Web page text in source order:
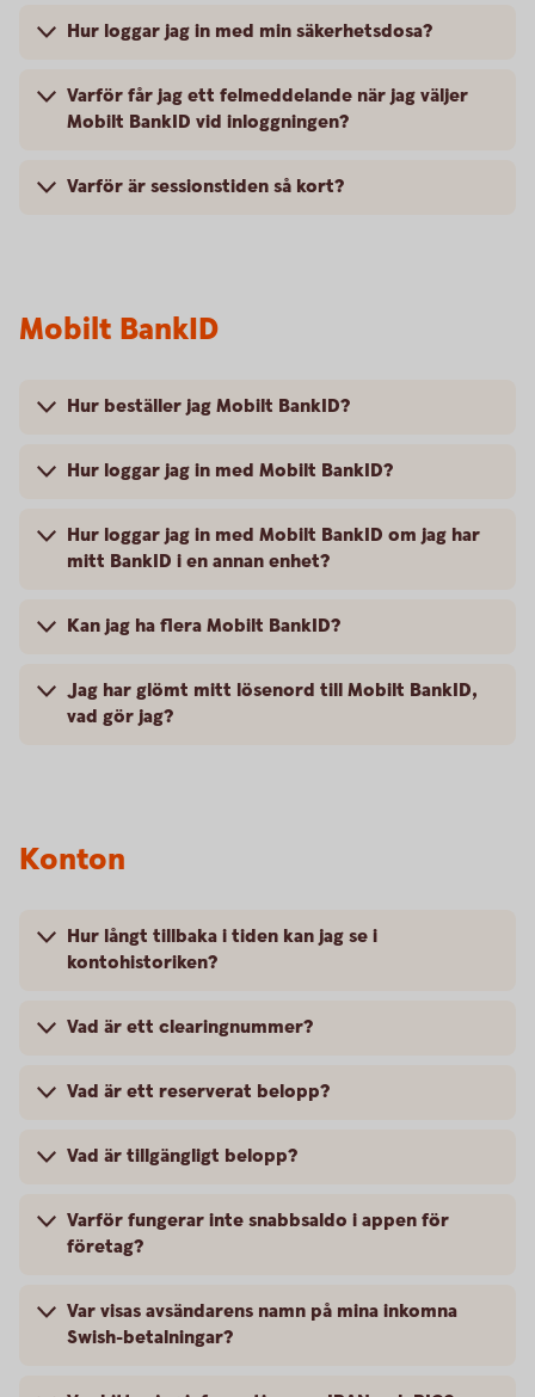
Hur loggar jag in med min säkerhetsdosa?
Varför får jag ett felmeddelande när jag väljer
Mobilt BankID vid inloggningen?
Varför är sessionstiden så kort?
Mobilt BankID
Hur beställer jag Mobilt BankID?
Hur loggar jag in med Mobilt BankID?
Hur loggar jag in med Mobilt BankID om jag har
mitt BankID i en annan enhet?
Kan jag ha flera Mobilt BankID?
Jag har glömt mitt lösenord till Mobilt BankID,
vad gör jag?
Konton
Hur långt tillbaka i tiden kan jag se i
kontohistoriken?
Vad är ett clearingnummer?
Vad är ett reserverat belopp?
Vad är tillgängligt belopp?
Varför fungerar inte snabbsaldo i appen för
företag?
Var visas avsändarens namn på mina inkomna
Swish-betalningar?